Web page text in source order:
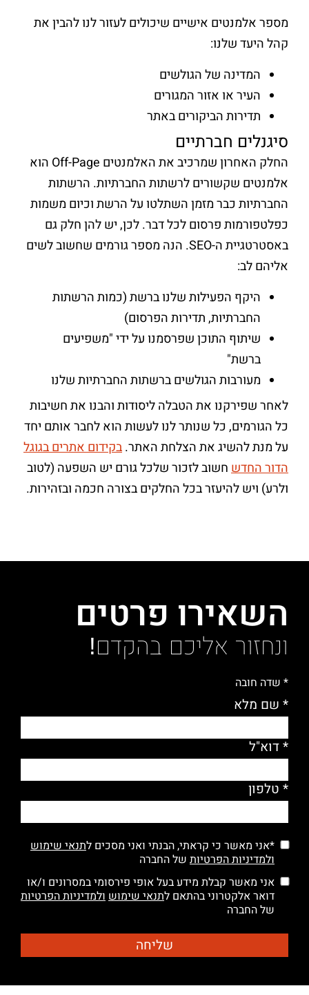
מספר אלמנטים אישיים שיכולים לעזור לנו להבין את
קהל היעד שלנו:
המדינה של הגולשים
העיר או אזור המגורים
תדירות הביקורים באתר
סיגנלים חברתיים
החלק האחרון שמרכיב את האלמנטים Off-Page הוא
אלמנטים שקשורים לרשתות החברתיות. הרשתות
החברתיות כבר מזמן השתלטו על הרשת וכיום משמות
כפלטפורמות פרסום לכל דבר. לכן, יש להן חלק גם
באסטרטגיית ה-SEO. הנה מספר גורמים שחשוב לשים
אליהם לב:
היקף הפעילות שלנו ברשת (כמות הרשתות
החברתיות, תדירות הפרסום)
שיתוף התוכן שפרסמנו על ידי "משפיעים
ברשת"
מעורבות הגולשים ברשתות החברתיות שלנו
לאחר שפירקנו את הטבלה ליסודות והבנו את חשיבות
כל הגורמים, כל שנותר לנו לעשות הוא לחבר אותם יחד
על מנת להשיג את הצלחת האתר.בקידום אתרים בגוגל
הדור החדשחשוב לזכור שלכל גורם יש השפעה (לטוב
ולרע) ויש להיעזר בכל החלקים בצורה חכמה ובזהירות.
השאירו פרטים
ונחזור אליכם בהקדם!
* שדה חובה
* שם מלא
* דוא"ל
* טלפון
*אני מאשר כי קראתי, הבנתי ואני מסכים לתנאי שימוש
ולמדיניות הפרטיות של החברה
אני מאשר קבלת מידע בעל אופי פירסומי במסרונים ו/או
דואר אלקטרוני בהתאם לתנאי שימוש ולמדיניות הפרטיות
של החברה